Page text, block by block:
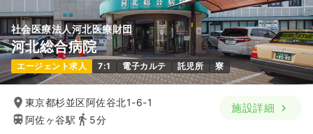
万円〜/月 賞与2回
※一例
時間 8:30～17:00
年間休日120日
ブランク可 月給24万円以上可
気になる 詳細を見る
検診・健診 保健師
社会医療法人河北医療財団
河北総合病院
エージェント求人 7:1 電子カルテ 託児所 寮
東京都杉並区阿佐谷北1-6-1
阿佐ヶ谷駅
5分
施設詳細